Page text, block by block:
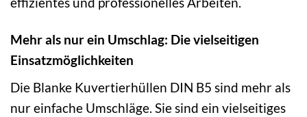
Mehr als nur ein Umschlag: Die vielseitigen
Einsatzmöglichkeiten
Die Blanke Kuvertierhüllen DIN B5 sind mehr als
nur einfache Umschläge. Sie sind ein vielseitiges